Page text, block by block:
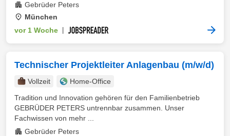
Gebrüder Peters
München
vor 1 Woche
Technischer Projektleiter Anlagenbau (m/w/d)
Vollzeit
Home-Office
Tradition und Innovation gehören für den Familienbetrieb
GEBRÜDER PETERS untrennbar zusammen. Unser
Fachwissen von mehr ...
Gebrüder Peters